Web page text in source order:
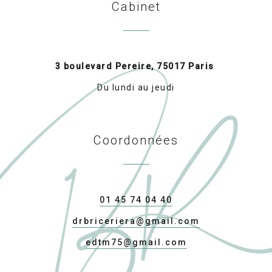
Cabinet
3 boulevard Pereire, 75017 Paris
Du lundi au jeudi
Coordonnées
01 45 74 04 40
drbriceriera@gmail.com
edtm75@gmail.com